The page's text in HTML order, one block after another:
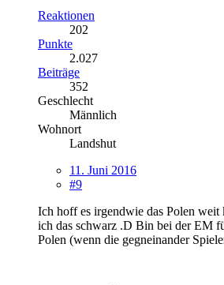
Reaktionen
202
Punkte
2.027
Beiträge
352
Geschlecht
Männlich
Wohnort
Landshut
11. Juni 2016
#9
Ich hoff es irgendwie das Polen weit
ich das schwarz .D Bin bei der EM
Polen (wenn die gegneinander